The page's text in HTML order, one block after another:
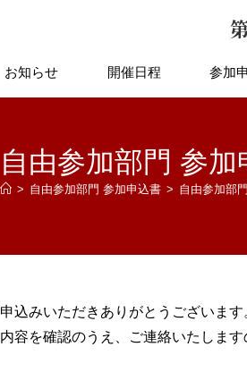
お知らせ 開催日程 参加
自由参加部門 参
> 自由参加部門 参加申込書 > 自由参加部
申込みいただきありがとうございます
内容を確認のうえ、ご連絡いたしま